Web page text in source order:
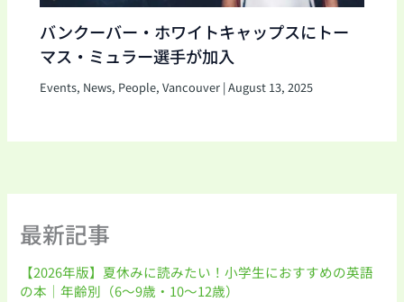
バンクーバー・ホワイトキャップスにトー
マス・ミュラー選手が加入
Events, News, People,Vancouver |August 13, 2025
最新記事
【2026年版】夏休みに読みたい！小学生におすすめの英語
の本｜年齢別（6〜9歳・10〜12歳）